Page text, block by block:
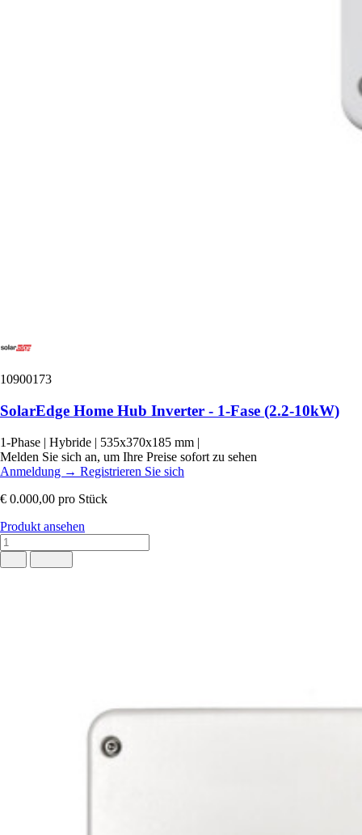
10900173
SolarEdge Home Hub Inverter - 1-Fase (2.2-10kW)
1-Phase | Hybride | 535x370x185 mm |
Melden Sie sich an, um Ihre Preise sofort zu sehen
Anmeldung → Registrieren Sie sich
€ 0.000,00 pro Stück
Produkt ansehen